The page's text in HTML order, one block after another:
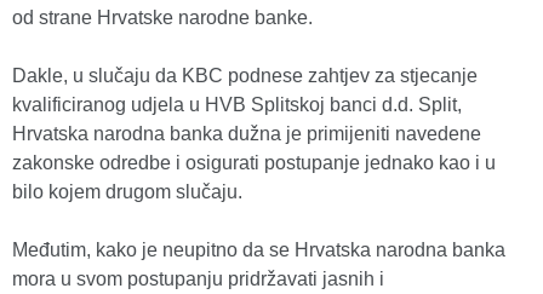
od strane Hrvatske narodne banke.
Dakle, u slučaju da KBC podnese zahtjev za stjecanje
kvalificiranog udjela u HVB Splitskoj banci d.d. Split,
Hrvatska narodna banka dužna je primijeniti navedene
zakonske odredbe i osigurati postupanje jednako kao i u
bilo kojem drugom slučaju.
Međutim, kako je neupitno da se Hrvatska narodna banka
mora u svom postupanju pridržavati jasnih i